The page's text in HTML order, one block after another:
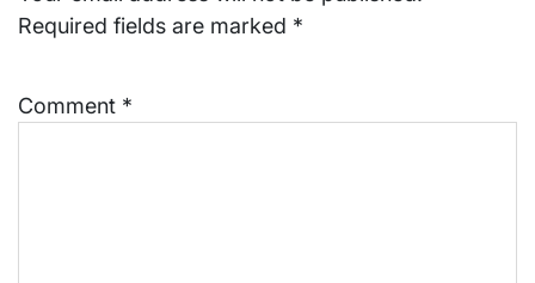
Required fields are marked *
Comment *